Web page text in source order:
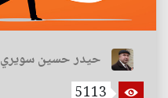
حيدر حسين سويري